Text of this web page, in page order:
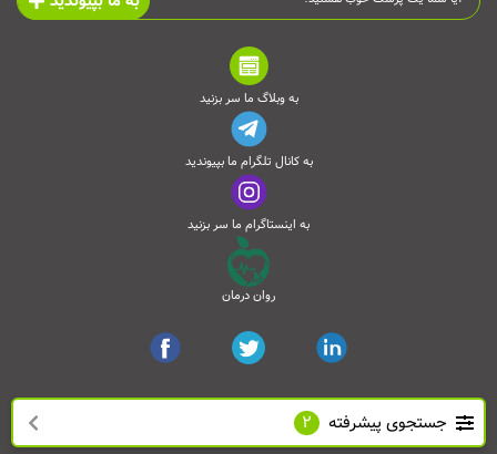
جستجوی پیشرفته 2
به وبلاگ ما سر بزنید
به کانال تلگرام ما بپیوندید
به اینستاگرام ما سر بزنید
روان درمان
تمامی حقوق این وب‌سایت محفوظ است و انتشار مطالب آن با ذکر منبع بلامانع می‌باشد